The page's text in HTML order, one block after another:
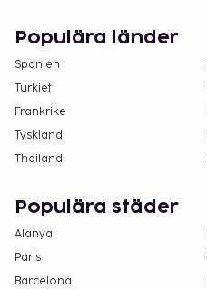
Populära länder
Spanien
Turkiet
Frankrike
Tyskland
Thailand
Populära städer
Alanya
Paris
Barcelona